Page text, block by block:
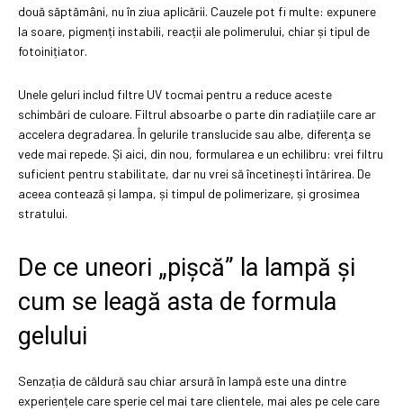
două săptămâni, nu în ziua aplicării. Cauzele pot fi multe: expunere
la soare, pigmenți instabili, reacții ale polimerului, chiar și tipul de
fotoinițiator.
Unele geluri includ filtre UV tocmai pentru a reduce aceste
schimbări de culoare. Filtrul absoarbe o parte din radiațiile care ar
accelera degradarea. În gelurile translucide sau albe, diferența se
vede mai repede. Și aici, din nou, formularea e un echilibru: vrei filtru
suficient pentru stabilitate, dar nu vrei să încetinești întărirea. De
aceea contează și lampa, și timpul de polimerizare, și grosimea
stratului.
De ce uneori „pișcă” la lampă și
cum se leagă asta de formula
gelului
Senzația de căldură sau chiar arsură în lampă este una dintre
experiențele care sperie cel mai tare clientele, mai ales pe cele care